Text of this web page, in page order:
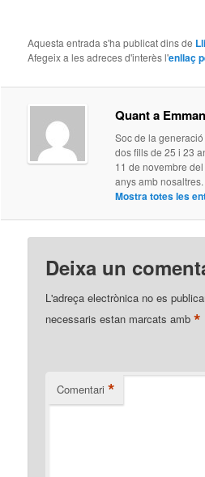
Aquesta entrada s'ha publicat dins de
Afegeix a les adreces d'interès l'enllaç
Quant a
Soc de la
dos fills de 25 i 23
11 de novembre
anys amb nosaltres.
Mostra totes les
Deixa un
L'adreça electrònica no es
necessaris estan marcats amb*
Comentari *